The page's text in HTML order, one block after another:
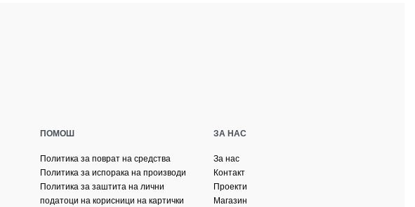
ПОМОШ
Политика за поврат на средства
Политика за испорака на производи
Политика за заштита на лични
податоци на корисници на картички
ЗА НАС
За нас
Контакт
Проекти
Магазин